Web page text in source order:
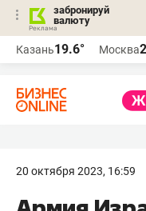
забронируй
валюту
Казань19.6° Москва
20 октября 2023, 16:59